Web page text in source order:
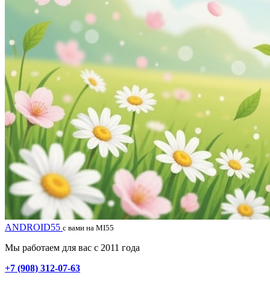
ANDROID55 с вами на MI55
Мы работаем для вас с 2011 года
+7 (908) 312-07-63